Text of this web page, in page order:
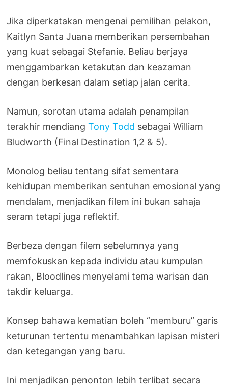
Jika diperkatakan mengenai pemilihan pelakon,
Kaitlyn Santa Juana memberikan persembahan
yang kuat sebagai Stefanie. Beliau berjaya
menggambarkan ketakutan dan keazaman
dengan berkesan dalam setiap jalan cerita.
Namun, sorotan utama adalah penampilan
terakhir mendiangTony Todd sebagai William
Bludworth (Final Destination 1,2 & 5).
Monolog beliau tentang sifat sementara
kehidupan memberikan sentuhan emosional yang
mendalam, menjadikan filem ini bukan sahaja
seram tetapi juga reflektif.
Berbeza dengan filem sebelumnya yang
memfokuskan kepada individu atau kumpulan
rakan, Bloodlines menyelami tema warisan dan
takdir keluarga.
Konsep bahawa kematian boleh “memburu” garis
keturunan tertentu menambahkan lapisan misteri
dan ketegangan yang baru.
Ini menjadikan penonton lebih terlibat secara